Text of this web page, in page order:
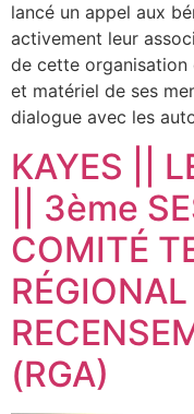
lancé un appel aux
activement leur
de cette organisation
et matériel de ses
dialogue avec les
KAYES ||
|| 3ème
COMITÉ
(RGA)